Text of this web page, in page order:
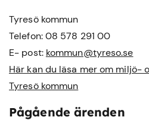
Tyresö kommun
Telefon: 08 578 291 00
E- post: kommun@tyreso.se
Här kan du läsa mer om miljö-
Tyresö kommun
Pågående ärenden